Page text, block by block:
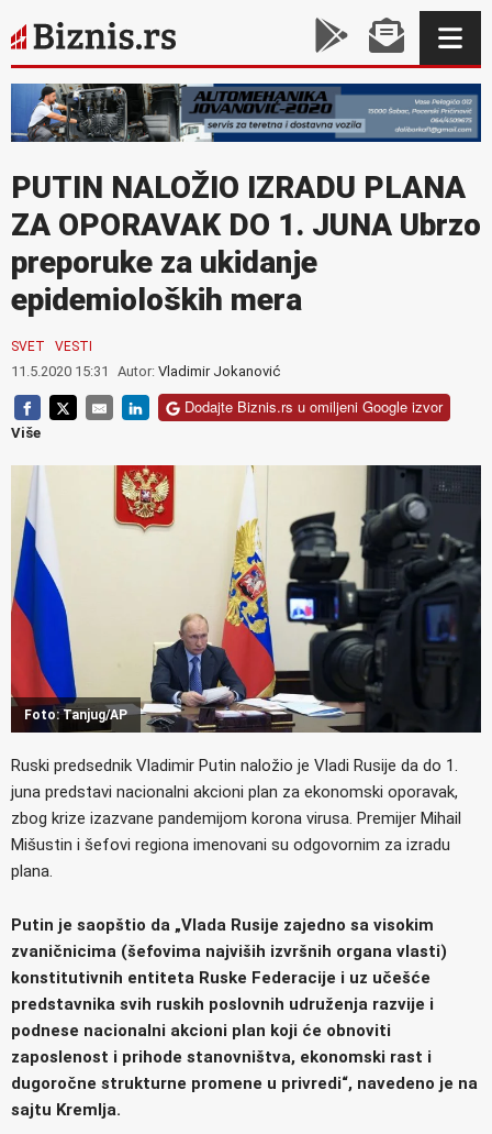
PUTIN NALOŽIO IZRADU PLANA
ZA OPORAVAK DO 1. JUNA Ubrzo
preporuke za ukidanje
epidemioloških mera
SVET VESTI
11.5.2020 15:31 Autor: Vladimir Jokanović
Dodajte Biznis.rs u omiljeni Google izvor
Više
Foto: Tanjug/AP
Ruski predsednik Vladimir Putin naložio je Vladi Rusije da do 1.
juna predstavi nacionalni akcioni plan za ekonomski oporavak,
zbog krize izazvane pandemijom korona virusa. Premijer Mihail
Mišustin i šefovi regiona imenovani su odgovornim za izradu
plana.
Putin je saopštio da „Vlada Rusije zajedno sa visokim
zvaničnicima (šefovima najviših izvršnih organa vlasti)
konstitutivnih entiteta Ruske Federacije i uz učešće
predstavnika svih ruskih poslovnih udruženja razvije i
podnese nacionalni akcioni plan koji će obnoviti
zaposlenost i prihode stanovništva, ekonomski rast i
dugoročne strukturne promene u privredi“, navedeno je na
sajtu Kremlja.